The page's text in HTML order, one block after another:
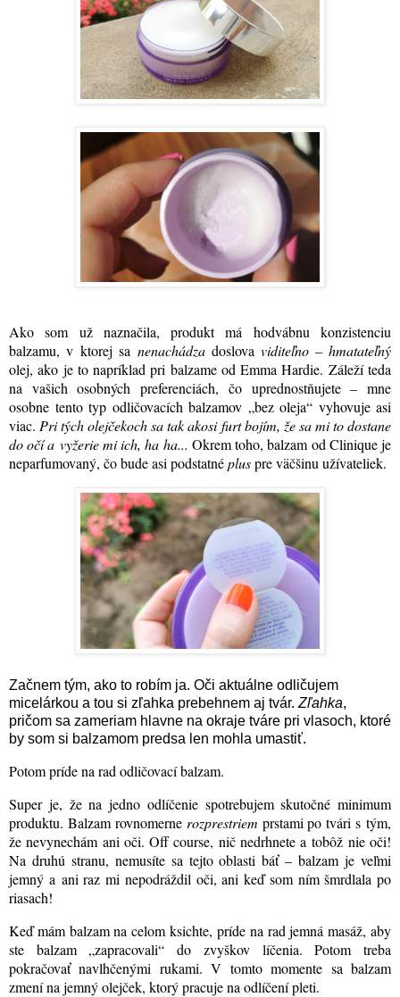
Ako som už naznačila, produkt má hodvábnu konzistenciu
balzamu, v ktorej sa nenachádzadoslova viditeľno – hmatateľný
olej, ako je to napríklad pri balzame od Emma Hardie. Záleží teda
na vašich osobných preferenciách, čo uprednostňujete – mne
osobne tento typ odličovacích balzamov „bez oleja“ vyhovuje asi
viac.Pri tých olejčekoch sa tak akosi furt bojím, že sa mi to dostane
do očí a vyžerie mi ich, ha ha... Okrem toho, balzam od Clinique je
neparfumovaný, čo bude asi podstatnépluspre väčšinu užívateliek.
Začnem tým, ako to robím ja. Oči aktuálne odličujem
micelárkou a tou si zľahka prebehnem aj tvár. Zľahka,
pričom sa zameriam hlavne na okraje tváre pri vlasoch, ktoré
by som si balzamom predsa len mohla umastiť.
Potom príde na rad odličovací balzam.
Super je, že na jedno odlíčenie spotrebujem skutočné minimum
produktu. Balzam rovnomerne rozprestriem prstami po tvári s tým,
že nevynechám ani oči. Off course, nič nedrhnete a tobôž nie oči!
Na druhú stranu, nemusíte sa tejto oblasti báť – balzam je veľmi
jemný a ani raz mi nepodráždil oči, ani keď som ním šmrdlala po
riasach!
Keď mám balzam na celom ksichte, príde na rad jemná masáž, aby
ste balzam „zapracovali“ do zvyškov líčenia. Potom treba
pokračovať navlhčenými rukami. V tomto momente sa balzam
zmení na jemný olejček, ktorý pracuje na odlíčení pleti.